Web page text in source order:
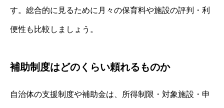
す。総合的に見るために月々の保育料や施設の評判・利
便性も比較しましょう。
補助制度はどのくらい頼れるものか
自治体の支援制度や補助金は、所得制限・対象施設・申